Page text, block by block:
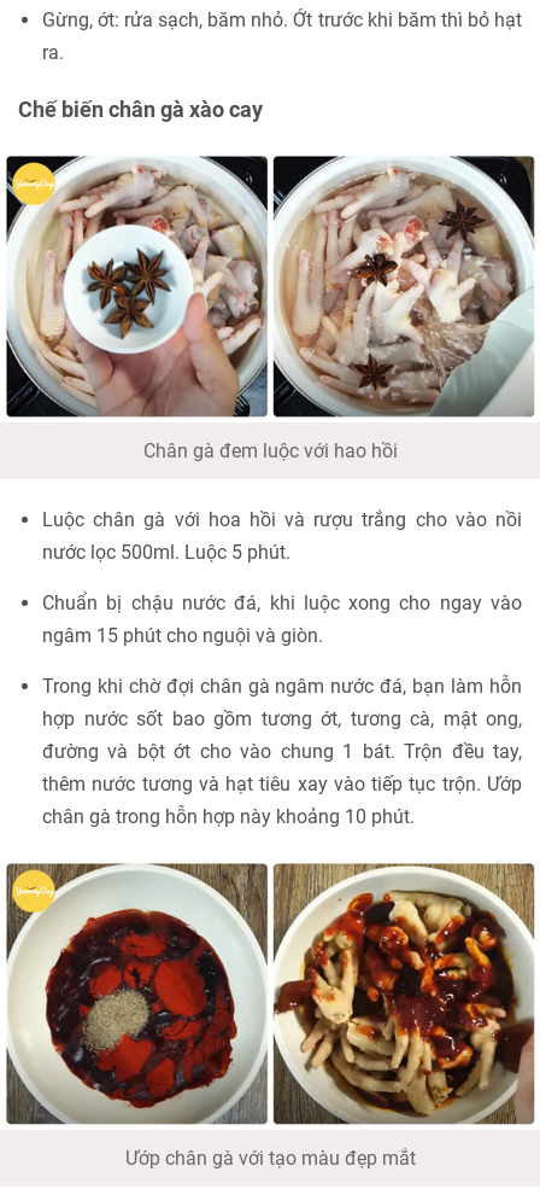
Gừng, ớt: rửa sạch, băm nhỏ. Ớt trước khi băm thì bỏ hạt
ra.
Chế biến chân gà xào cay
Chân gà đem luộc với hao hồi
Luộc chân gà với hoa hồi và rượu trắng cho vào nồi
nước lọc 500ml. Luộc 5 phút.
Chuẩn bị chậu nước đá, khi luộc xong cho ngay vào
ngâm 15 phút cho nguội và giòn.
Trong khi chờ đợi chân gà ngâm nước đá, bạn làm hỗn
hợp nước sốt bao gồm tương ớt, tương cà, mật ong,
đường và bột ớt cho vào chung 1 bát. Trộn đều tay,
thêm nước tương và hạt tiêu xay vào tiếp tục trộn. Ướp
chân gà trong hỗn hợp này khoảng 10 phút.
Ướp chân gà với tạo màu đẹp mắt